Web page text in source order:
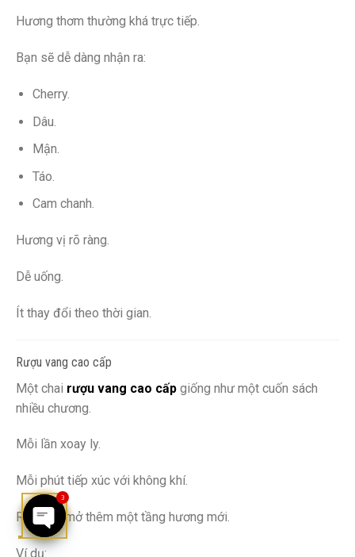
Hương thơm thường khá trực tiếp.
Bạn sẽ dễ dàng nhận ra:
Cherry.
Dâu.
Mận.
Táo.
Cam chanh.
Hương vị rõ ràng.
Dễ uống.
Ít thay đổi theo thời gian.
Rượu vang cao cấp
Một chai rượu vang cao cấp giống như một cuốn sách
nhiều chương.
Mỗi lần xoay ly.
Mỗi phút tiếp xúc với không khí.
Rượu lại mở thêm một tầng hương mới.
Ví dụ:OPEN
3